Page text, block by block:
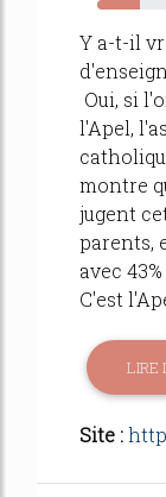
51%
Y a-t-il
Oui, si
l'Apel,
montre
jugent
parents,
avec
C'est
LIRE
Site :